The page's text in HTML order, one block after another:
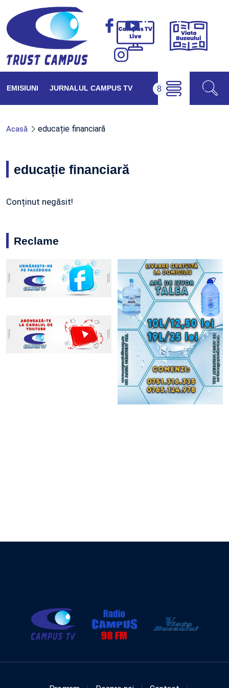
Campus
Viața
EMISIUNI JURNALUL CAMPUS TV
Acasă educație financiară
educație financiară
Conținut negăsit!
Reclame